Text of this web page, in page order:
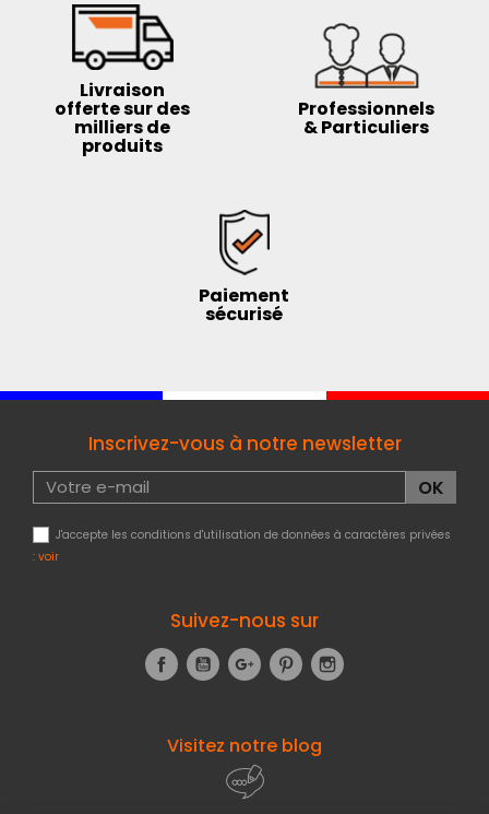
Livraison
offerte sur des
milliers de
produits
Professionnels
& Particuliers
Paiement
sécurisé
Inscrivez-vous à notre newsletter
J'accepte les conditions d'utilisation de données à caractères privées
: voir
Suivez-nous sur
FacebookYouTubeGoogle+Pinterest
Visitez notre blog